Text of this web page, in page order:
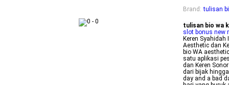
Brand : tulisan
tulisan bio wa
slot bonus new
Keren
Aesthetic dan
bio WA
satu aplikasi
dan Keren
dari bijak
day and a bad